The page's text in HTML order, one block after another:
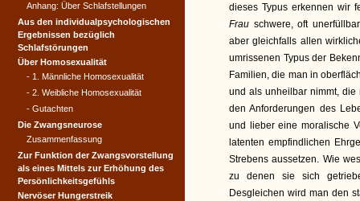
dieses Typus erkennen wir
Frau schwere, oft
aber gleichfalls allen
umrissenen Typus der
Familien, die man in
und als unheilbar nimmt, die
den Anforderungen des
und lieber eine moralische
latenten empfindlichen
Strebens aussetzen. Wie
zu denen sie sich
Desgleichen wird man den
Anhang: Über Schlafstellungen
Aus den individualpsycho­logischen
Ergebnissen bezüglich
Schlafstörungen
Über Homosexualität
- 1. Männliche Homosexualität
- 2. Weibliche Homosexualität
- Gutachten
Die Zwangsneurose
Zusammenfassung
Zur Funktion der Zwangs­vorstellung
als eines Mittels zur Erhöhung des
Persönlichkeitsgefühls
Nervöser Hungerstreik